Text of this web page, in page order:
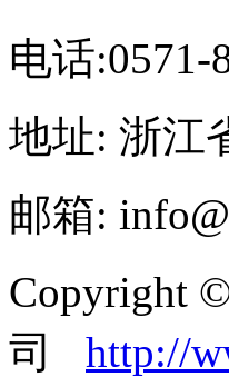
电话:0571-
地址: 浙江
邮箱:
Copyright
司 http://